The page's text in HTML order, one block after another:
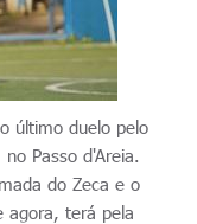
último duelo pelo
Passo d'Areia.
do Zeca e o
agora, terá pela